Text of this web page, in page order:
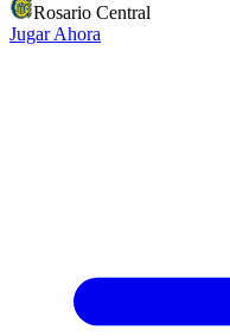
Rosario Central
Jugar Ahora